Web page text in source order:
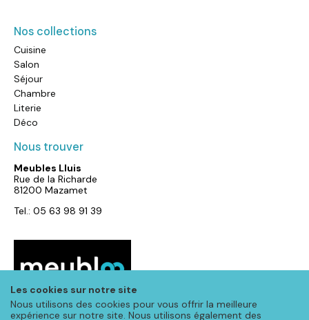
Les cookies sur notre site
Nous utilisons des cookies pour vous offrir la meilleure
expérience sur notre site. Nous utilisons également des
Nos collections
Cuisine
Salon
Séjour
Chambre
Literie
Déco
Nous trouver
Meubles Lluis
Rue de la Richarde
81200 Mazamet
Tel.: 05 63 98 91 39